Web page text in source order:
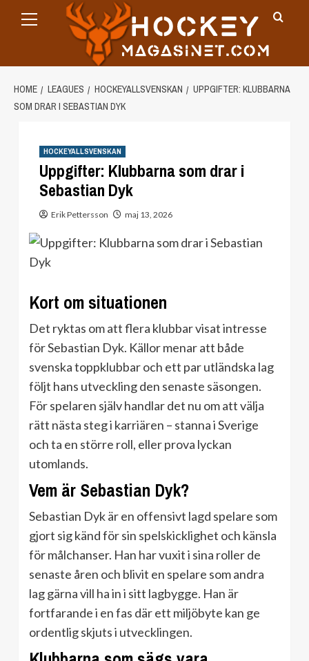
Menu
HOME LEAGUES HOCKEYALLSVENSKAN
UPPGIFTER: KLUBBARNA
SOM DRAR I SEBASTIAN DYK
HOCKEYALLSVENSKAN
Uppgifter: Klubbarna som drar i
Sebastian Dyk
Erik Pettersson maj 13, 2026
Kort om situationen
Det ryktas om att flera klubbar visat intresse
för Sebastian Dyk. Källor menar att både
svenska toppklubbar och ett par utländska lag
följt hans utveckling den senaste säsongen.
För spelaren själv handlar det nu om att välja
rätt nästa steg i karriären – stanna i Sverige
och ta en större roll, eller prova lyckan
utomlands.
Vem är Sebastian Dyk?
Sebastian Dyk är en offensivt lagd spelare som
gjort sig känd för sin spelskicklighet och känsla
för målchanser. Han har vuxit i sina roller de
senaste åren och blivit en spelare som andra
lag gärna vill ha in i sitt lagbygge. Han är
fortfarande i en fas där ett miljöbyte kan ge
ordentlig skjuts i utvecklingen.